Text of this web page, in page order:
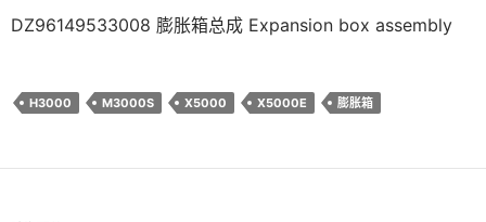
DZ96149533008 膨胀箱总成 Expansion box assembly
H3000 M3000S X5000 X5000E 膨胀箱